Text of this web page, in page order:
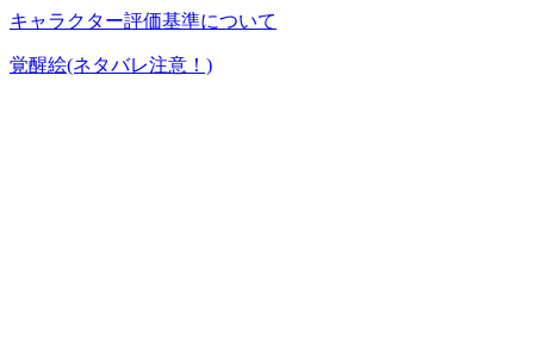
キャラクター評価基準について
覚醒絵(ネタバレ注意！)